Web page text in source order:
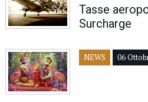
Tasse
Surcharge
NEWS 06